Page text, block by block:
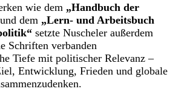
wie dem „Handbuch der
und dem „Lern- und Arbeitsbuch
setzte Nuscheler außerdem
Schriften verbanden
Tiefe mit politischer Relevanz –
Entwicklung, Frieden und globale